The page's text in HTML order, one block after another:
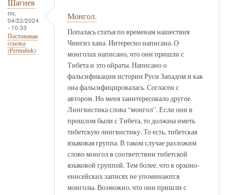
Шагиев
пн,
04/22/2024
- 10:33
Постоянная
ссылка
(Permalink)
Монгол.
Попалась статья по временам нашествия
Чингиз хана. Интересно написана. О
монголах написано, что они пришли с
Тибета и это ойраты. Написано о
фальсификации истории Руси Западом и как
она фальсифицировалась. Согласен с
автором. Но меня заинтересовало другое.
Лингвистика слова “монгол”. Если они в
прошлом были с Тибета, то должны иметь
тибетскую лингвистику. То есть, тибетская
языковая группа. В таком случае разложим
слово монгол в соответствии тибетской
языковой группой. Тем более, что в орхоно-
енисейских записях не упоминаются
монголы. Возможно, что они пришли с